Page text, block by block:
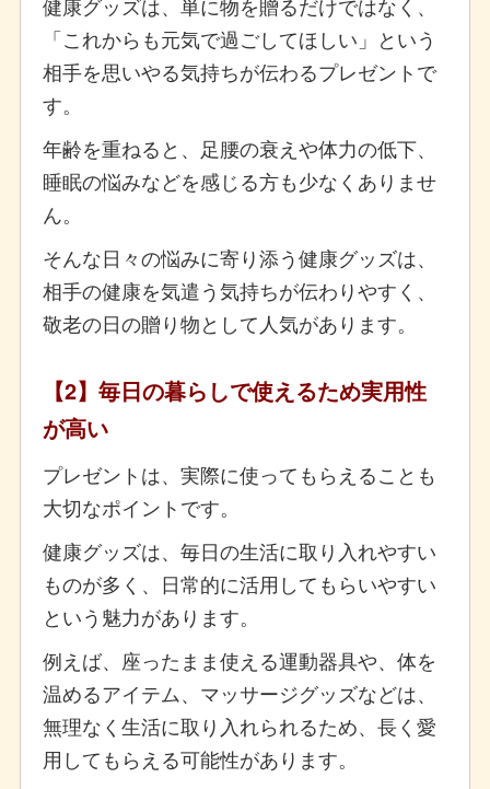
「これからも元気で過ごしてほしい」という
相手を思いやる気持ちが伝わるプレゼントで
す。
年齢を重ねると、足腰の衰えや体力の低下、
睡眠の悩みなどを感じる方も少なくありませ
ん。
そんな日々の悩みに寄り添う健康グッズは、
相手の健康を気遣う気持ちが伝わりやすく、
敬老の日の贈り物として人気があります。
【2】毎日の暮らしで使えるため実用性
が高い
プレゼントは、実際に使ってもらえることも
大切なポイントです。
健康グッズは、毎日の生活に取り入れやすい
ものが多く、日常的に活用してもらいやすい
という魅力があります。
例えば、座ったまま使える運動器具や、体を
温めるアイテム、マッサージグッズなどは、
無理なく生活に取り入れられるため、長く愛
用してもらえる可能性があります。